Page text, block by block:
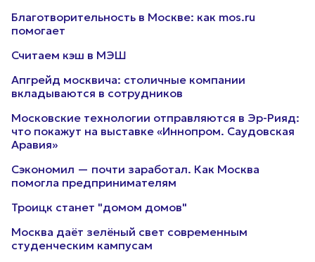
Благотворительность в Москве: как mos.ru
помогает
Считаем кэш в МЭШ
Апгрейд москвича: столичные компании
вкладываются в сотрудников
Московские технологии отправляются в Эр-Рияд:
что покажут на выставке «Иннопром. Саудовская
Аравия»
Сэкономил — почти заработал. Как Москва
помогла предпринимателям
Троицк станет "домом домов"
Москва даёт зелёный свет современным
студенческим кампусам